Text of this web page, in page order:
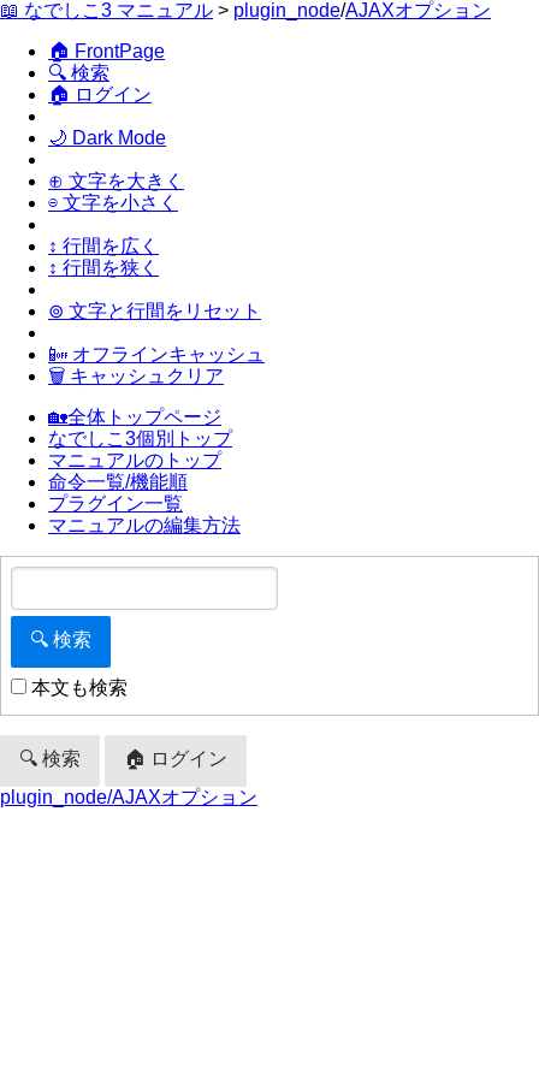
📖 なでしこ3 マニュアル > plugin_node/AJAXオプション
🏠 FrontPage
🔍 検索
🏠 ログイン
🌙 Dark Mode
⊕ 文字を大きく
⊖ 文字を小さく
↕ 行間を広く
↕ 行間を狭く
⊚ 文字と行間をリセット
📴 オフラインキャッシュ
🗑 キャッシュクリア
🏡全体トップページ
なでしこ3個別トップ
マニュアルのトップ
命令一覧/機能順
プラグイン一覧
マニュアルの編集方法
本文も検索
🔍 検索
🏠 ログイン
plugin_node/AJAXオプション